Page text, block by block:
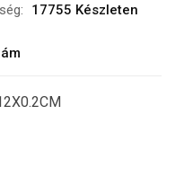
17755 Készleten